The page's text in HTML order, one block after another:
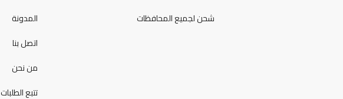
شحن لجميع المحافظات
المدونة
اتصل بنا
من نحن
تتبع الطلبات